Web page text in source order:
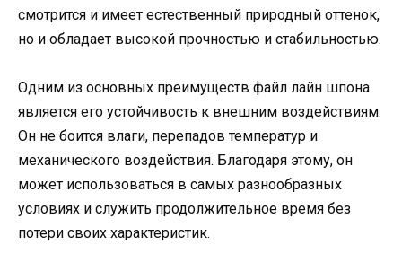
смотрится и имеет естественный природный оттенок,
но и обладает высокой прочностью и стабильностью.
Одним из основных преимуществ файл лайн шпона
является его устойчивость к внешним воздействиям.
Он не боится влаги, перепадов температур и
механического воздействия. Благодаря этому, он
может использоваться в самых разнообразных
условиях и служить продолжительное время без
потери своих характеристик.